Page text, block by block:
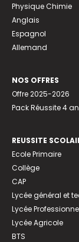
Physique Chimie
Anglais
Espagnol
Allemand
NOS OFFRES
Offre 2025-2026
Pack Réussite 4
REUSSITE
Ecole Primaire
Collège
CAP
Lycée général et
Lycée
Lycée Agricole
BTS